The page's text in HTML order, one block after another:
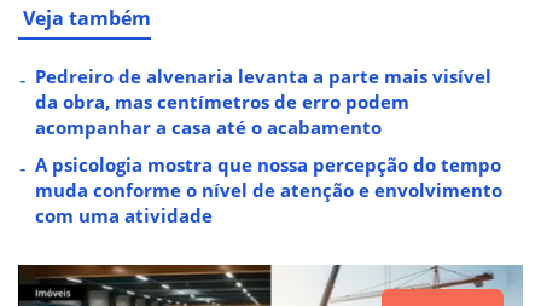
Veja também
Pedreiro de alvenaria levanta a parte mais visível
da obra, mas centímetros de erro podem
acompanhar a casa até o acabamento
A psicologia mostra que nossa percepção do tempo
muda conforme o nível de atenção e envolvimento
com uma atividade